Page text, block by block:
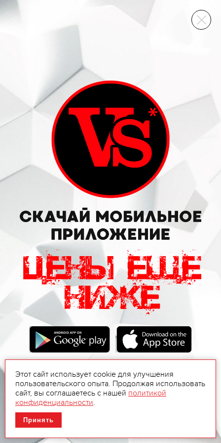
ВИННЫЙ СКЛАД
Этот сайт использует cookie для улучшения
пользовательского опыта. Продолжая использовать
сайт, вы соглашаетесь с нашей политикой
конфиденциальности.
Принять